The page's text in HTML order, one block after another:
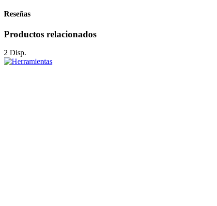
Reseñas
Productos relacionados
2 Disp.